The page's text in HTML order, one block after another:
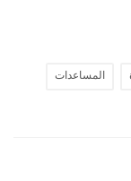
المساعدات